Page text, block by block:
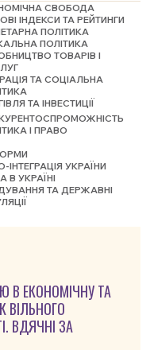
СВОБОДА
ІНДЕКСИ ТА РЕЙТИНГИ
ПОЛІТИКА
ПОЛІТИКА
ТОВАРІВ І
ТА СОЦІАЛЬНА
ТА ІНВЕСТИЦІЇ
І ПРАВО
ІНТЕГРАЦІЯ УКРАЇНИ
В УКРАЇНІ
ТА ДЕРЖАВНІ
В ЕКОНОМІЧНУ ТА
ВІЛЬНОГО
ВДЯЧНІ ЗА